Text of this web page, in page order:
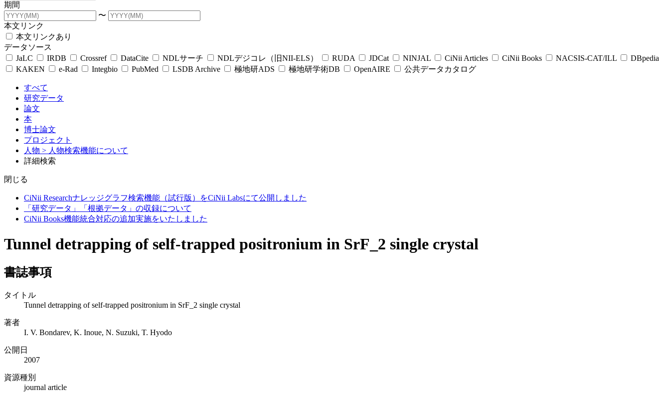
期間
〜
本文リンク
本文リンクあり
データソース
JaLC
IRDB Crossref DataCite NDLサーチ NDLデジコレ（旧NII-ELS） RUDA JDCat NINJAL CiNii Articles CiNii Books NACSIS-CAT/ILL
DBpedia
KAKEN
e-Rad Integbio PubMed LSDB Archive 極地研ADS 極地研学術DB OpenAIRE 公共データカタログ
すべて
研究データ
論文
本
博士論文
プロジェクト
人物 > 人物検索機能について
詳細検索
閉じる
CiNii Researchナレッジグラフ検索機能（試行版）をCiNii Labsにて公開しました
「研究データ」「根拠データ」の収録について
CiNii Books機能統合対応の追加実施をいたしました
Tunnel detrapping of self-trapped positronium in SrF_2 single crystal
書誌事項
タイトル
Tunnel detrapping of self-trapped positronium in SrF_2 single crystal
著者
I. V. Bondarev, K. Inoue, N. Suzuki, T. Hyodo
公開日
2007
資源種別
journal article